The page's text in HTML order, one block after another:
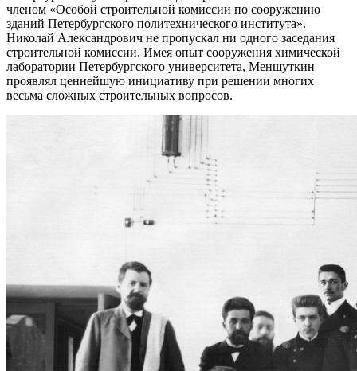
членом «Особой строительной комиссии по сооружению
зданий Петербургского политехнического института».
Николай Александрович не пропускал ни одного заседания
строительной комиссии. Имея опыт сооружения химической
лаборатории Петербургского университета, Меншуткин
проявлял ценнейшую инициативу при решении многих
весьма сложных строительных вопросов.